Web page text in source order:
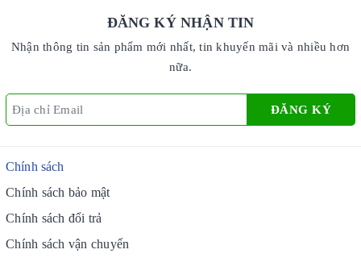
ĐĂNG KÝ NHẬN TIN
Nhận thông tin sản phẩm mới nhất, tin khuyến mãi và nhiều hơn
nữa.
ĐĂNG KÝ
Chính sách
Chính sách bảo mật
Chính sách đổi trả
Chính sách vận chuyển